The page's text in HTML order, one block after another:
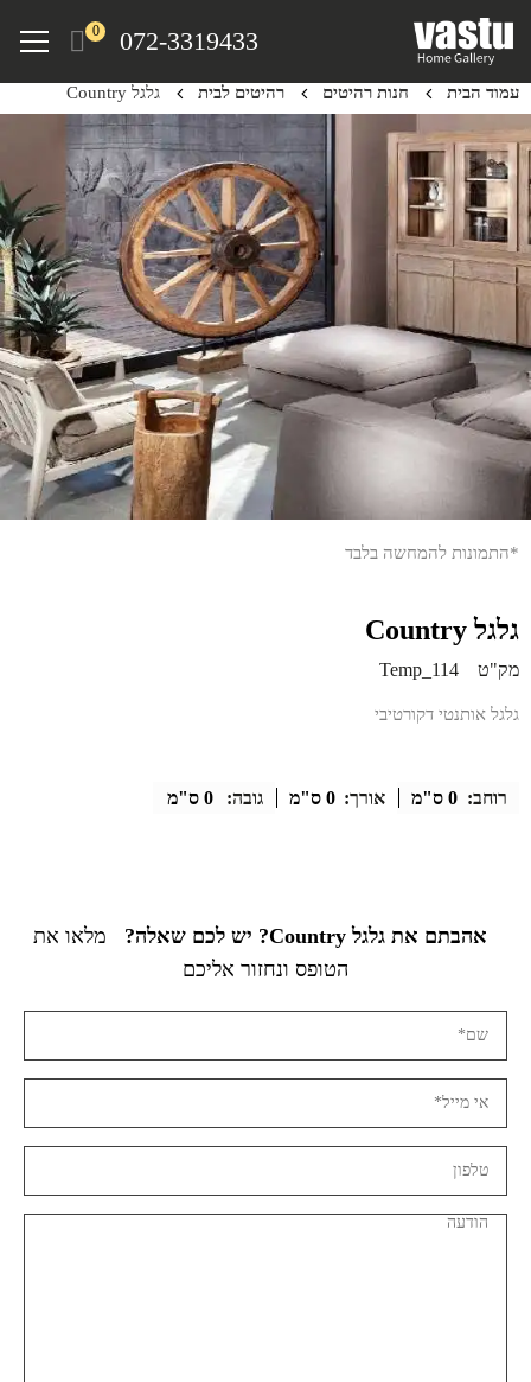
content
072-3319433
0
Menu
עמוד הבית חנות רהיטים רהיטים לבית גלגל Country
*התמונות להמחשה בלבד
גלגל Country
מק"ט Temp_114
גלגל אותנטי דקורטיבי
רוחב: 0 ס"מ אורך: 0 ס"מ גובה: 0 ס"מ
אהבתם את גלגל Country? יש לכם שאלה?
מלאו את
הטופס ונחזור אליכם